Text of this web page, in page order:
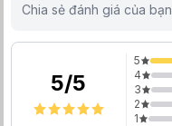
Chia sẻ đánh giá của bạn
5/5
5
4
3
2
1